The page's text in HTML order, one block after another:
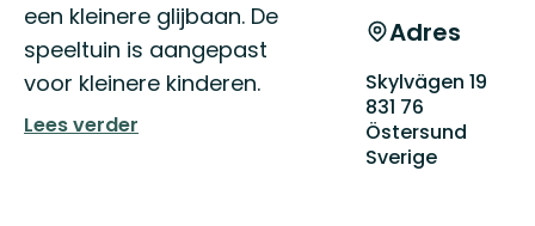
een kleinere glijbaan. De
speeltuin is aangepast
voor kleinere kinderen.
Lees verder
Adres
Skylvägen 19
831 76
Östersund
Sverige